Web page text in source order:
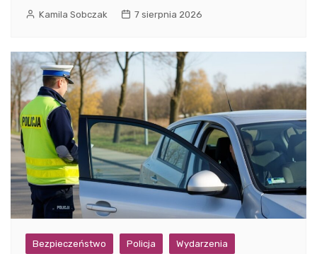
Kamila Sobczak 7 sierpnia 2026
Bezpieczeństwo Policja Wydarzenia